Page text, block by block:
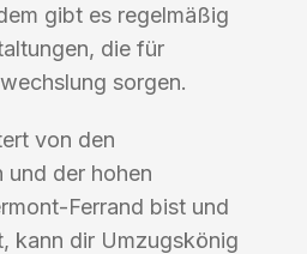
gibt es regelmäßig
die für
sorgen.
von den
und der hohen
Ferrand bist und
kann dir Umzugskönig